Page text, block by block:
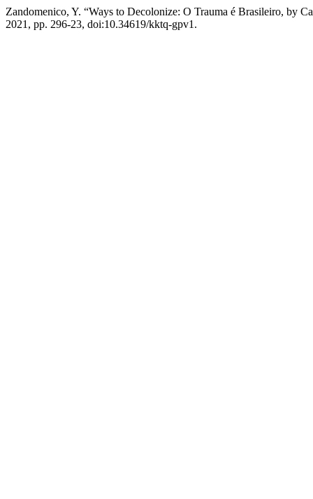
Zandomenico, Y. “Ways to Decolonize: O Trauma é Brasileiro, by
2021, pp. 296-23, doi:10.34619/kktq-gpv1.